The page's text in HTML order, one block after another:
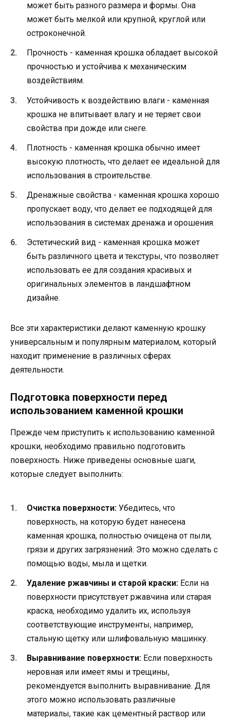
может быть разного размера и формы. Она
может быть мелкой или крупной, круглой или
остроконечной.
Прочность - каменная крошка обладает высокой
прочностью и устойчива к механическим
воздействиям.
Устойчивость к воздействию влаги - каменная
крошка не впитывает влагу и не теряет свои
свойства при дожде или снеге.
Плотность - каменная крошка обычно имеет
высокую плотность, что делает ее идеальной для
использования в строительстве.
Дренажные свойства - каменная крошка хорошо
пропускает воду, что делает ее подходящей для
использования в системах дренажа и орошения.
Эстетический вид - каменная крошка может
быть различного цвета и текстуры, что позволяет
использовать ее для создания красивых и
оригинальных элементов в ландшафтном
дизайне.
Все эти характеристики делают каменную крошку
универсальным и популярным материалом, который
находит применение в различных сферах
деятельности.
Подготовка поверхности перед
использованием каменной крошки
Прежде чем приступить к использованию каменной
крошки, необходимо правильно подготовить
поверхность. Ниже приведены основные шаги,
которые следует выполнить:
Очистка поверхности: Убедитесь, что
поверхность, на которую будет нанесена
каменная крошка, полностью очищена от пыли,
грязи и других загрязнений. Это можно сделать с
помощью воды, мыла и щетки.
Удаление ржавчины и старой краски: Если на
поверхности присутствует ржавчина или старая
краска, необходимо удалить их, используя
соответствующие инструменты, например,
стальную щетку или шлифовальную машинку.
Выравнивание поверхности: Если поверхность
неровная или имеет ямы и трещины,
рекомендуется выполнить выравнивание. Для
этого можно использовать различные
материалы, такие как цементный раствор или